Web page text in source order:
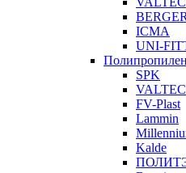
ICMA
UNI-
SPK
VALTEC
FV-Plast
Lammin
Kalde